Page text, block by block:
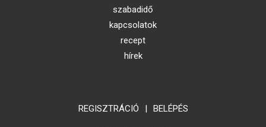
szabadidő
kapcsolatok
recept
hírek
REGISZTRÁCIÓ | BELÉPÉS